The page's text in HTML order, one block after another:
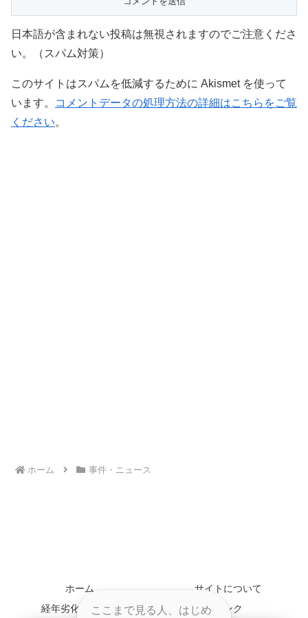
日本語が含まれない投稿は無視されますのでご注意くださ
い。（スパム対策）
このサイトはスパムを低減するために Akismet を使って
います。
コメントデータの処理方法の詳細はこちらをご覧
ください。
ホーム 事件・ニュース
ホーム
サイトについて
経年劣化について
リンク
ここまで見る人、はじめ